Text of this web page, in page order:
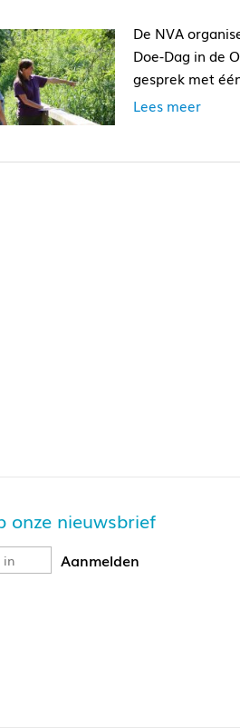
De NVA
Doe-Dag in de
gesprek met
Lees meer
onze nieuwsbrief